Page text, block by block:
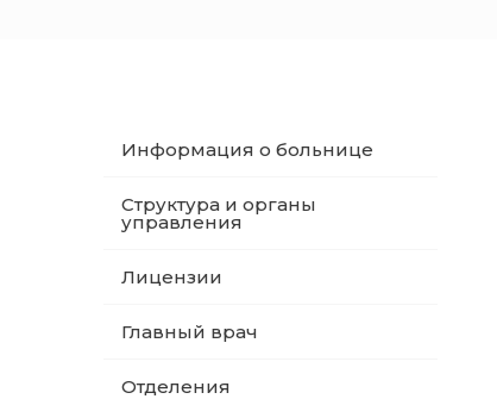
Информация о больнице
Структура и органы
управления
Лицензии
Главный врач
Отделения